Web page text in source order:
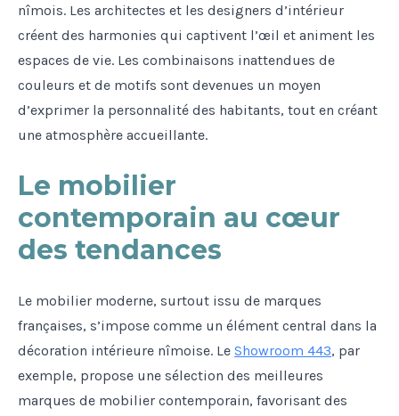
nîmois. Les architectes et les designers d’intérieur
créent des harmonies qui captivent l’œil et animent les
espaces de vie. Les combinaisons inattendues de
couleurs et de motifs sont devenues un moyen
d’exprimer la personnalité des habitants, tout en créant
une atmosphère accueillante.
Le mobilier
contemporain au cœur
des tendances
Le mobilier moderne, surtout issu de marques
françaises, s’impose comme un élément central dans la
décoration intérieure nîmoise. Le Showroom 443, par
exemple, propose une sélection des meilleures
marques de mobilier contemporain, favorisant des